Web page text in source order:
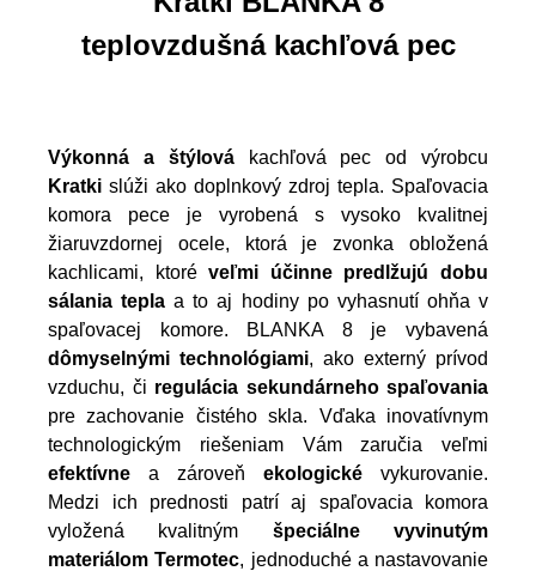
teplovzdušná kachľová pec
Výkonná a štýlová
kachľová pec od výrobcu
Kratki slúži ako doplnkový zdroj tepla. Spaľovacia
komora pece je vyrobená s vysoko kvalitnej
žiaruvzdornej ocele, ktorá je zvonka obložená
kachlicami, ktoréveľmi účinne predlžujú dobu
sálania tepla a to aj hodiny po vyhasnutí ohňa v
spaľovacej komore. BLANKA 8 je vybavená
dômyselnými technológiami, ako externý prívod
vzduchu, či regulácia sekundárneho spaľovania
pre zachovanie čistého skla. Vďaka inovatívnym
technologickým riešeniam Vám zaručia veľmi
efektívne a zároveň ekologické vykurovanie.
Medzi ich prednosti patrí aj spaľovacia komora
vyložená kvalitným špeciálne vyvinutým
materiálom Termotec, jednoduché a nastavovanie